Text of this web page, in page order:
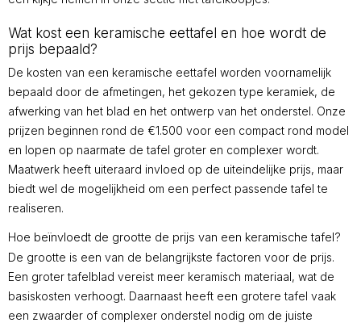
Wat kost een keramische eettafel en hoe wordt de
prijs bepaald?
De kosten van een keramische eettafel worden voornamelijk
bepaald door de afmetingen, het gekozen type keramiek, de
afwerking van het blad en het ontwerp van het onderstel. Onze
prijzen beginnen rond de €1.500 voor een compact rond model
en lopen op naarmate de tafel groter en complexer wordt.
Maatwerk heeft uiteraard invloed op de uiteindelijke prijs, maar
biedt wel de mogelijkheid om een perfect passende tafel te
realiseren.
Hoe beïnvloedt de grootte de prijs van een keramische tafel?
De grootte is een van de belangrijkste factoren voor de prijs.
Een groter tafelblad vereist meer keramisch materiaal, wat de
basiskosten verhoogt. Daarnaast heeft een grotere tafel vaak
een zwaarder of complexer onderstel nodig om de juiste